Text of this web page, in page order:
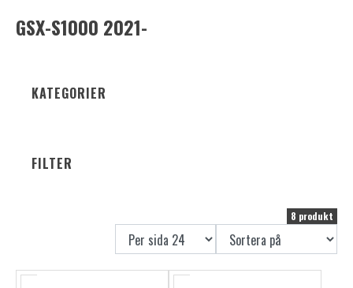
GSX-S1000 2021-
KATEGORIER
FILTER
8 produkt